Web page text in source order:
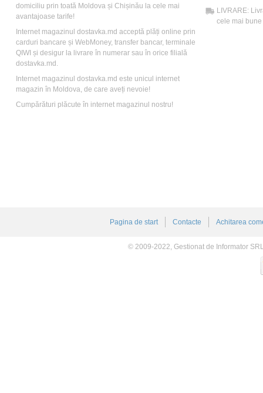
domiciliu prin toată Moldova și Chișinău la cele mai
avantajoase tarife!
Internet magazinul dostavka.md acceptă plăți online prin
carduri bancare și WebMoney, transfer bancar, terminale
QIWI și desigur la livrare în numerar sau în orice filială
dostavka.md.
Internet magazinul dostavka.md este unicul internet
magazin în Moldova, de care aveți nevoie!
Cumpărături plăcute în internet magazinul nostru!
LIVRARE:
cele mai bune
Pagina de start Contacte Achitarea
© 2009-2022, Gestionat de Informator